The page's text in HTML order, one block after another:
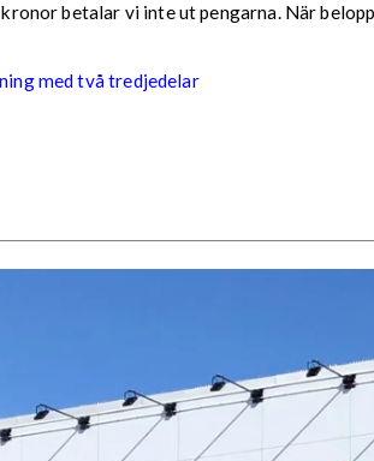
kronor betalar vi inte ut pengarna. När
med två tredjedelar